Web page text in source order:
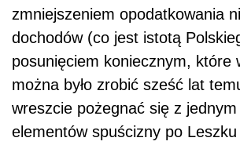
zmniejszeniem opodatkowania
dochodów (co jest istotą
posunięciem koniecznym, które
można było zrobić sześć lat
wreszcie pożegnać się z
elementów spuścizny po